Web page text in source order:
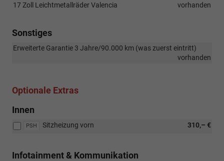
17 Zoll Leichtmetallräder Valencia
vorhanden
Sonstiges
Erweiterte Garantie 3 Jahre/90.000 km (was zuerst eintritt)
vorhanden
Optionale Extras
Innen
PSH 310,– €
Sitzheizung vorn
Infotainment & Kommunikation